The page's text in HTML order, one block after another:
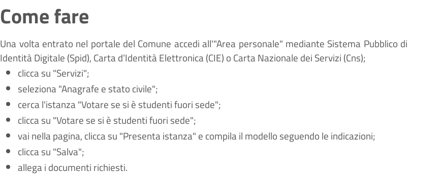
Come fare
Una volta entrato nel portale del Comune accedi all'"Area personale" mediante Sistema Pubblico di
Identità Digitale (Spid), Carta d’Identità Elettronica (CIE) o Carta Nazionale dei Servizi (Cns);
clicca su "Servizi";
seleziona "Anagrafe e stato civile";
cerca l'istanza "Votare se si è studenti fuori sede";
clicca su "Votare se si è studenti fuori sede";
vai nella pagina, clicca su "Presenta istanza" e compila il modello seguendo le indicazioni;
clicca su "Salva";
allega i documenti richiesti.